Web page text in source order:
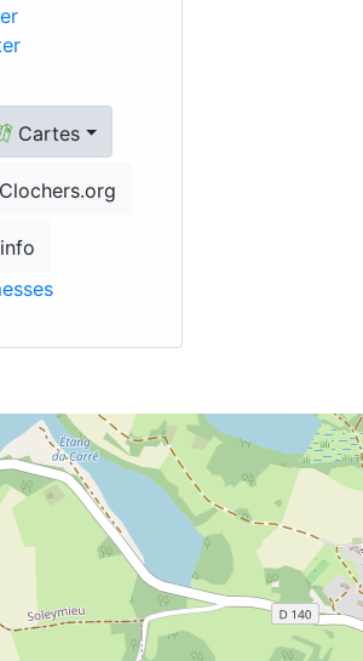
Cartes
Clochers.org